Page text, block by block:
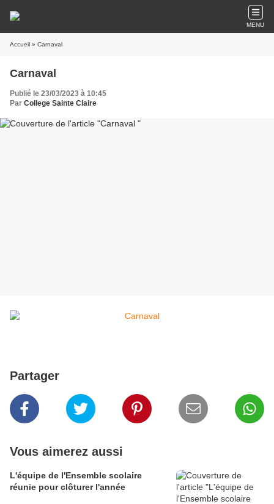
MENU
Accueil » Carnaval
Carnaval
Publié le 23/03/2023 à 10:45
Par College Sainte Claire
Partager
Vous aimerez aussi
L'équipe de l'Ensemble scolaire
réunie pour clôturer l'année